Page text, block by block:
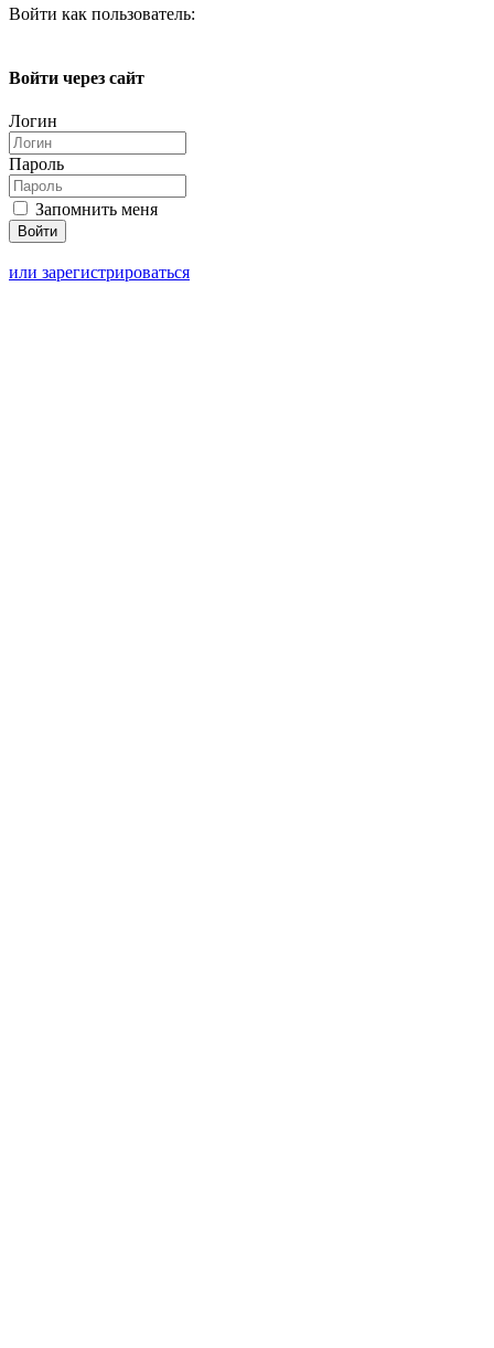
Войти как пользователь:
Войти через сайт
Логин
Пароль
Запомнить меня
или зарегистрироваться